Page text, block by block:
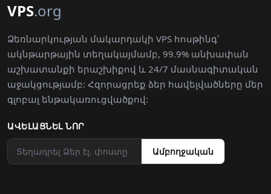
VPS.org
Ձեռնարկության մակարդակի VPS հոսթինգ՝
ակնթարթային տեղակայմամբ, 99.9% անխափան
աշխատանքի երաշխիքով և 24/7 մասնագիտական
աջակցությամբ: Հզորացրեք ձեր հավելվածները մեր
գլոբալ ենթակառուցվածքով:
ԱՎԵԼԱՑՆԵԼ ՆՈՐ
Ամբողջական